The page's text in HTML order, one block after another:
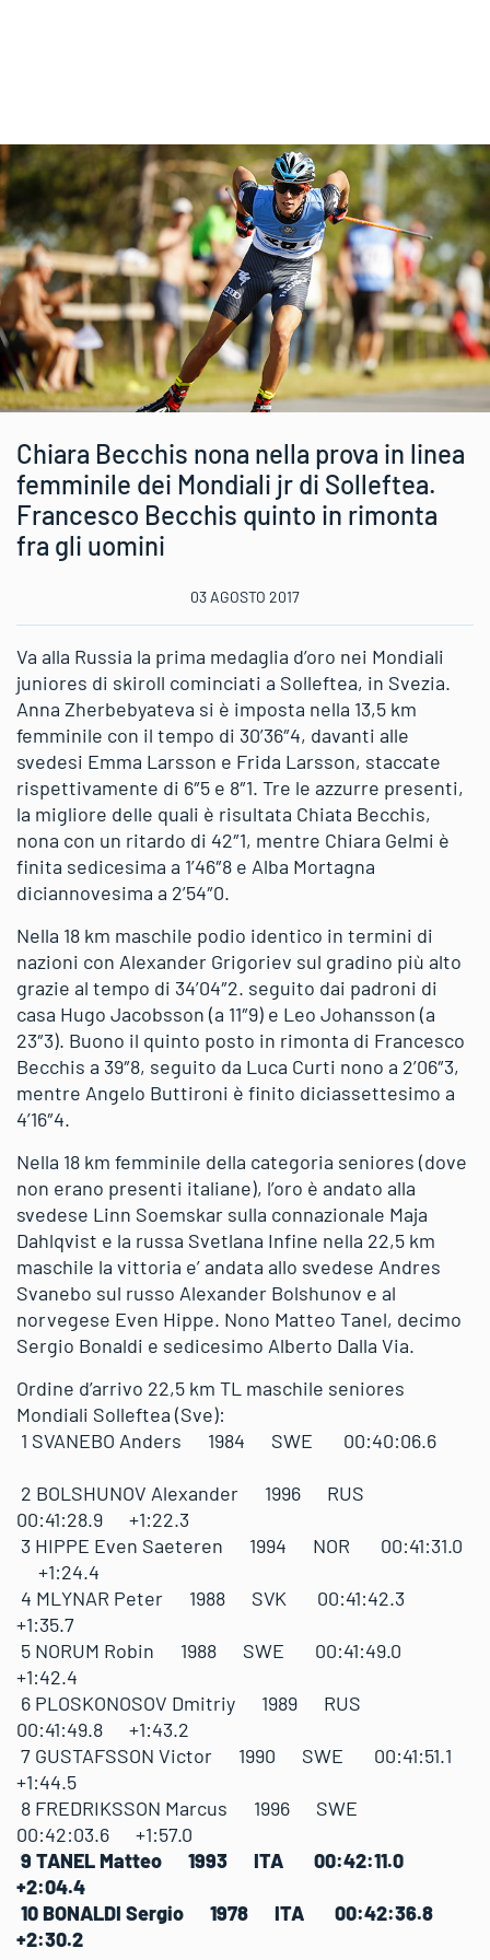
Chiara Becchis nona nella prova in linea
femminile dei Mondiali jr di Solleftea.
Francesco Becchis quinto in rimonta
fra gli uomini
03 AGOSTO 2017
Va alla Russia la prima medaglia d’oro nei Mondiali
juniores di skiroll cominciati a Solleftea, in Svezia.
Anna Zherbebyateva si è imposta nella 13,5 km
femminile con il tempo di 30’36″4, davanti alle
svedesi Emma Larsson e Frida Larsson, staccate
rispettivamente di 6″5 e 8″1. Tre le azzurre presenti,
la migliore delle quali è risultata Chiata Becchis,
nona con un ritardo di 42″1, mentre Chiara Gelmi è
finita sedicesima a 1’46″8 e Alba Mortagna
diciannovesima a 2’54″0.
Nella 18 km maschile podio identico in termini di
nazioni con Alexander Grigoriev sul gradino più alto
grazie al tempo di 34’04″2. seguito dai padroni di
casa Hugo Jacobsson (a 11″9) e Leo Johansson (a
23″3). Buono il quinto posto in rimonta di Francesco
Becchis a 39″8, seguito da Luca Curti nono a 2’06″3,
mentre Angelo Buttironi è finito diciassettesimo a
4’16″4.
Nella 18 km femminile della categoria seniores (dove
non erano presenti italiane), l’oro è andato alla
svedese Linn Soemskar sulla connazionale Maja
Dahlqvist e la russa Svetlana Infine nella 22,5 km
maschile la vittoria e’ andata allo svedese Andres
Svanebo sul russo Alexander Bolshunov e al
norvegese Even Hippe. Nono Matteo Tanel, decimo
Sergio Bonaldi e sedicesimo Alberto Dalla Via.
Ordine d’arrivo 22,5 km TL maschile seniores
Mondiali Solleftea (Sve):
1 SVANEBO Anders 1984 SWE 00:40:06.6
2 BOLSHUNOV Alexander 1996 RUS
00:41:28.9 +1:22.3
3 HIPPE Even Saeteren 1994 NOR 00:41:31.0
+1:24.4
4 MLYNAR Peter 1988 SVK 00:41:42.3
+1:35.7
5 NORUM Robin 1988 SWE 00:41:49.0
+1:42.4
6 PLOSKONOSOV Dmitriy 1989 RUS
00:41:49.8 +1:43.2
7 GUSTAFSSON Victor 1990 SWE 00:41:51.1
+1:44.5
8 FREDRIKSSON Marcus 1996 SWE
00:42:03.6 +1:57.0
9 TANEL Matteo 1993 ITA 00:42:11.0
+2:04.4
10 BONALDI Sergio 1978 ITA 00:42:36.8
+2:30.2